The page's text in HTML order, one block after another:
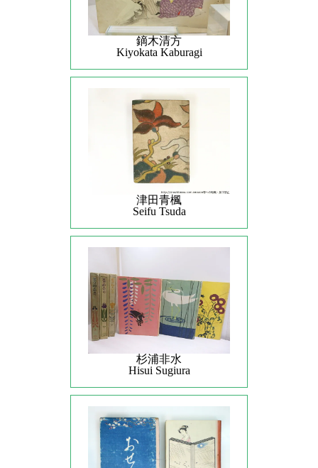
鏑木清方
Kiyokata Kaburagi
津田青楓
Seifu Tsuda
杉浦非水
Hisui Sugiura